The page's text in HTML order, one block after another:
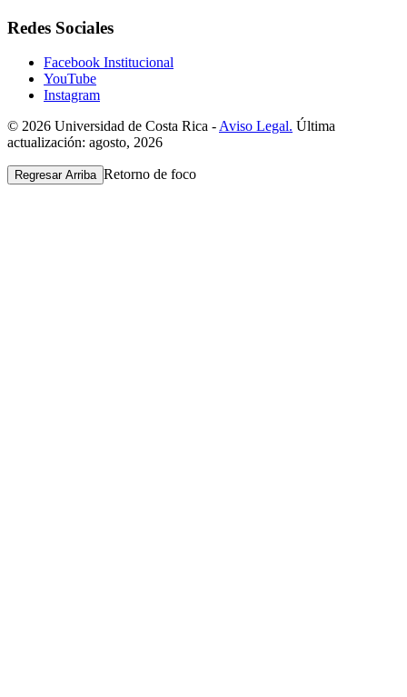
Redes Sociales
Facebook Institucional
YouTube
Instagram
© 2026 Universidad de Costa Rica -Aviso Legal. Última
actualización: agosto, 2026
Regresar Arriba Retorno de foco